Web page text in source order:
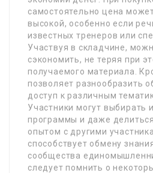
самостоятельно цена
высокой, особенно если
известных тренеров или
Участвуя в складчине,
сэкономить, не теряя при
получаемого материала.
позволяет разнообразить
доступ к различным
Участники могут выбирать
программы и даже
опытом с другими
способствует обмену
сообщества
следует помнить о